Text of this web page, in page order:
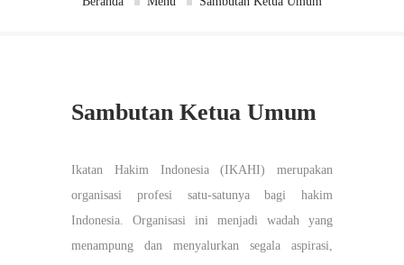
Sambutan Ketua Umum
Ikatan Hakim Indonesia (IKAHI) merupakan
organisasi profesi satu-satunya bagi hakim
Indonesia. Organisasi ini menjadi wadah yang
menampung dan menyalurkan segala aspirasi,